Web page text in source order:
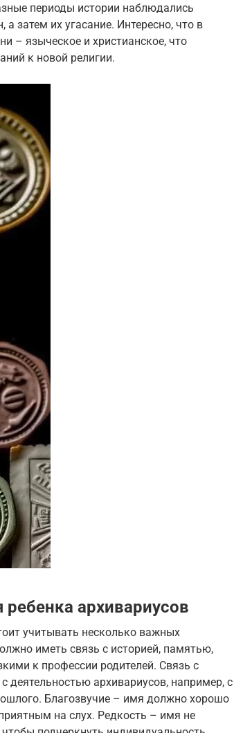
периоды истории наблюдались
затем их угасание. Интересно, что в
– языческое и христианское, что
к новой религии.
архивариусов
учитывать несколько важных
иметь связь с историей, памятью,
к профессии родителей. Связь с
деятельностью архивариусов, например, с
Благозвучие – имя должно хорошо
на слух. Редкость – имя не